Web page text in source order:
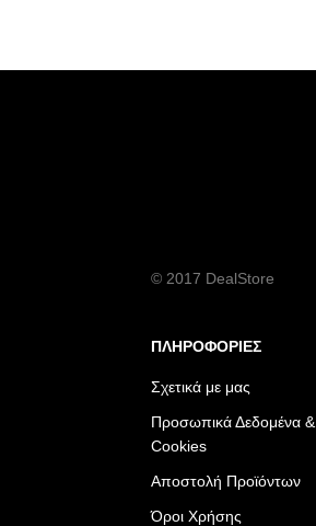
© 2017 DealStore
ΠΛΗΡΟΦΟΡΙΕΣ
Σχετικά με μας
Προσωπικά Δεδομένα &
Cookies
Αποστολή Προϊόντων
Όροι Χρήσης